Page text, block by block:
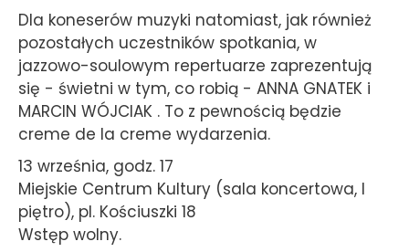
Dla koneserów muzyki natomiast, jak również
pozostałych uczestników spotkania, w
jazzowo-soulowym repertuarze zaprezentują
się - świetni w tym, co robią - ANNA GNATEK i
MARCIN WÓJCIAK . To z pewnością będzie
creme de la creme wydarzenia.
13 września, godz. 17
Miejskie Centrum Kultury (sala koncertowa, I
piętro), pl. Kościuszki 18
Wstęp wolny.